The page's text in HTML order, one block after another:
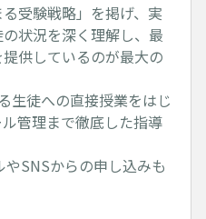
受験戦略」を掲げ、実
状況を深く理解し、最
供しているのが最大の
生徒への直接授業をはじ
管理まで徹底した指導
SNSからの申し込みも